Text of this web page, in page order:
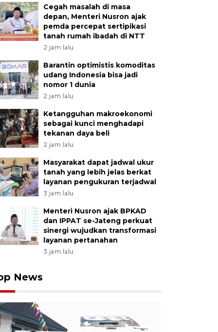
Cegah masalah di masa
depan, Menteri Nusron ajak
pemda percepat sertipikasi
tanah rumah ibadah di NTT
2 jam lalu
Barantin optimistis komoditas
udang Indonesia bisa jadi
nomor 1 dunia
2 jam lalu
Ketangguhan makroekonomi
sebagai kunci menghadapi
tekanan daya beli
2 jam lalu
Masyarakat dapat jadwal ukur
tanah yang lebih jelas berkat
layanan pengukuran terjadwal
3 jam lalu
Menteri Nusron ajak BPKAD
dan IPPAT se-Jateng perkuat
sinergi wujudkan transformasi
layanan pertanahan
3 jam lalu
News